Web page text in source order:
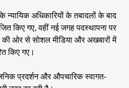
न्यायिक अधिकारियों के तबादलों के बाद
किए गए, वहीं नई जगह पदस्थापना पर
ओर से सोशल मीडिया और अखबारों में
किए गए।
प्रदर्शन और औपचारिक स्वागत-